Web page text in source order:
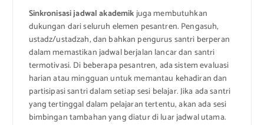
Sinkronisasi jadwal akademikjuga membutuhkan
dukungan dari seluruh elemen pesantren. Pengasuh,
ustadz/ustadzah, dan bahkan pengurus santri berperan
dalam memastikan jadwal berjalan lancar dan santri
termotivasi. Di beberapa pesantren, ada sistem evaluasi
harian atau mingguan untuk memantau kehadiran dan
partisipasi santri dalam setiap sesi belajar. Jika ada santri
yang tertinggal dalam pelajaran tertentu, akan ada sesi
bimbingan tambahan yang diatur di luar jadwal utama.